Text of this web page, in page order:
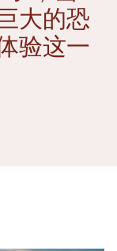
大的恐
验这一